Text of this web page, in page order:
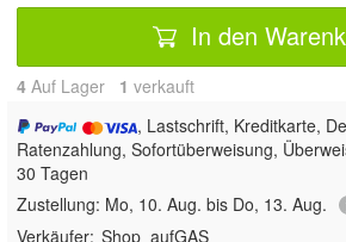
In den
4 Auf Lager 1 verkauft
, Lastschrift, Kreditkarte,
Ratenzahlung, Sofortüberweisung,
30 Tagen
Zustellung: Mo, 10. Aug. bis Do, 13. Aug.
Verkäufer: Shop_aufGAS